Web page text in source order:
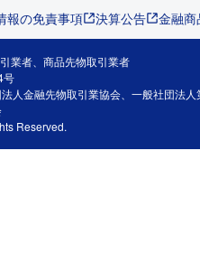
報の免責事項 決算公告 金融
業者、商品先物取引業者
号
人金融先物取引業協会、一般社団法
Reserved.